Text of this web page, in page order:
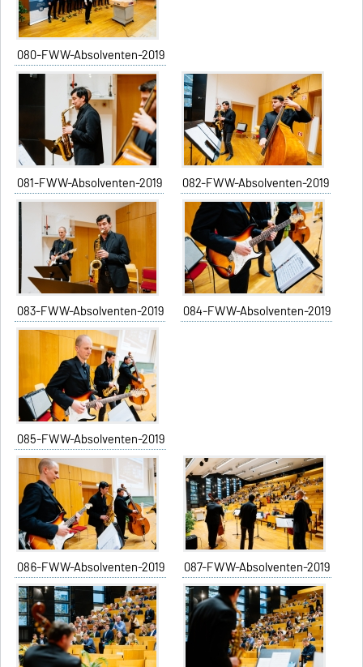
080-FWW-Absolventen-2019
081-FWW-Absolventen-2019 082-FWW-Absolventen-2019
083-FWW-Absolventen-2019 084-FWW-Absolventen-2019
085-FWW-Absolventen-2019
086-FWW-Absolventen-2019 087-FWW-Absolventen-2019